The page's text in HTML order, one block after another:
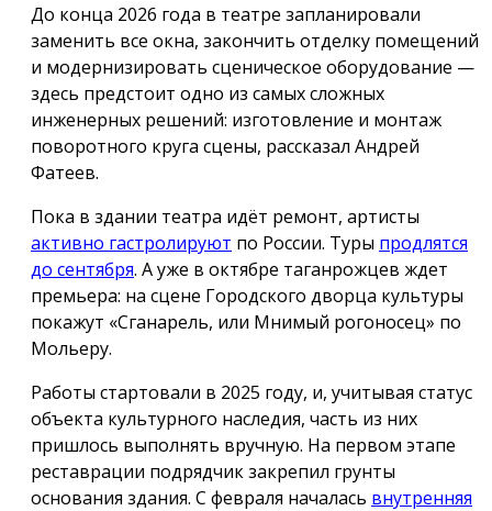
До конца 2026 года в театре запланировали
заменить все окна, закончить отделку помещений
и модернизировать сценическое оборудование —
здесь предстоит одно из самых сложных
инженерных решений: изготовление и монтаж
поворотного круга сцены, рассказал Андрей
Фатеев.
Пока в здании театра идёт ремонт, артисты
активно гастролируют по России. Туры продлятся
до сентября. А уже в октябре таганрожцев ждет
премьера: на сцене Городского дворца культуры
покажут «Сганарель, или Мнимый рогоносец» по
Мольеру.
Работы стартовали в 2025 году, и, учитывая статус
объекта культурного наследия, часть из них
пришлось выполнять вручную. На первом этапе
реставрации подрядчик закрепил грунты
основания здания. С февраля началась внутренняя